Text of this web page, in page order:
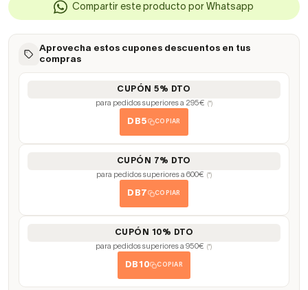
Compartir este producto por Whatsapp
Aprovecha estos cupones descuentos en tus
compras
CUPÓN 5% DTO
para pedidos superiores a 295€ (*)
DB5 COPIAR
CUPÓN 7% DTO
para pedidos superiores a 600€ (*)
DB7 COPIAR
CUPÓN 10% DTO
para pedidos superiores a 950€ (*)
DB10 COPIAR